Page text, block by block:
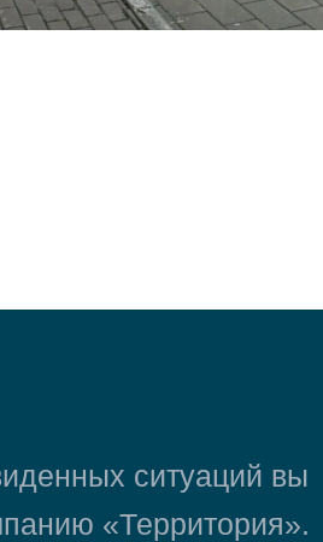
ситуаций вы
«Территория».